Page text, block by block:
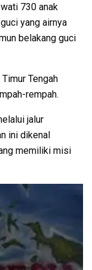
730 anak
yang airnya
belakang guci
Tengah
rempah.
jalur
ini dikenal
memiliki misi